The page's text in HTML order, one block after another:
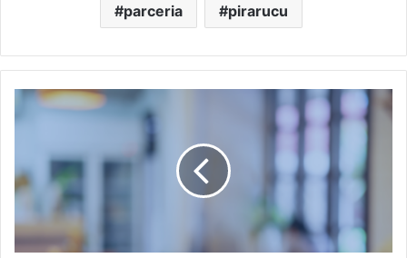
parceria pirarucu
Perse:
passo
para
habilitação
do
benefício